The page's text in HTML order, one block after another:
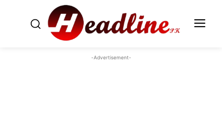
-Advertisement-